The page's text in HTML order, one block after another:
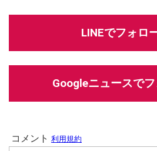
LINEでフォロ
Googleニュースで